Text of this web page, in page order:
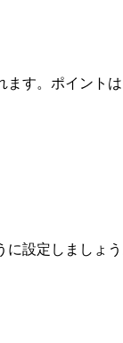
す。ポイント
設定しましょ